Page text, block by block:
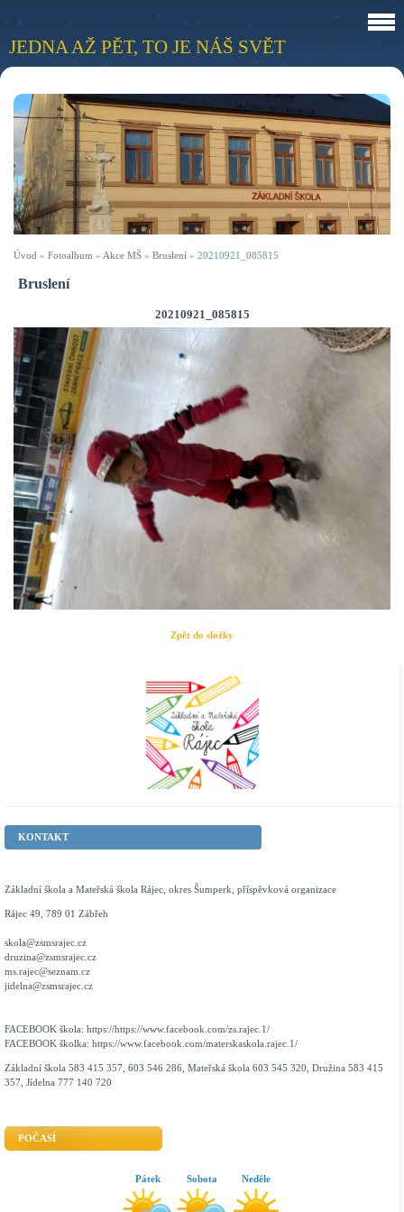
JEDNA AŽ PĚT, TO JE NÁŠ SVĚT
Úvod » Fotoalbum » Akce MŠ » Bruslení » 20210921_085815
Bruslení
20210921_085815
Zpět do složky
KONTAKT
Základní škola a Mateřská škola Rájec, okres Šumperk, příspěvková organizace
Rájec 49, 789 01 Zábřeh
skola@zsmsrajec.cz
druzina@zsmsrajec.cz
ms.rajec@seznam.cz
jidelna@zsmsrajec.cz
FACEBOOK škola: https://https://www.facebook.com/zs.rajec.1/
FACEBOOK školka: https://www.facebook.com/materskaskola.rajec.1/
Základní škola 583 415 357, 603 546 286, Mateřská škola 603 545 320, Družina 583 415
357, Jídelna 777 140 720
POČASÍ
Pátek Sobota Neděle